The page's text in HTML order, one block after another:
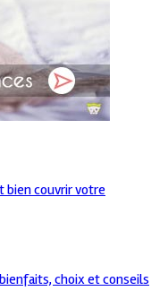
bien couvrir votre
choix et conseils